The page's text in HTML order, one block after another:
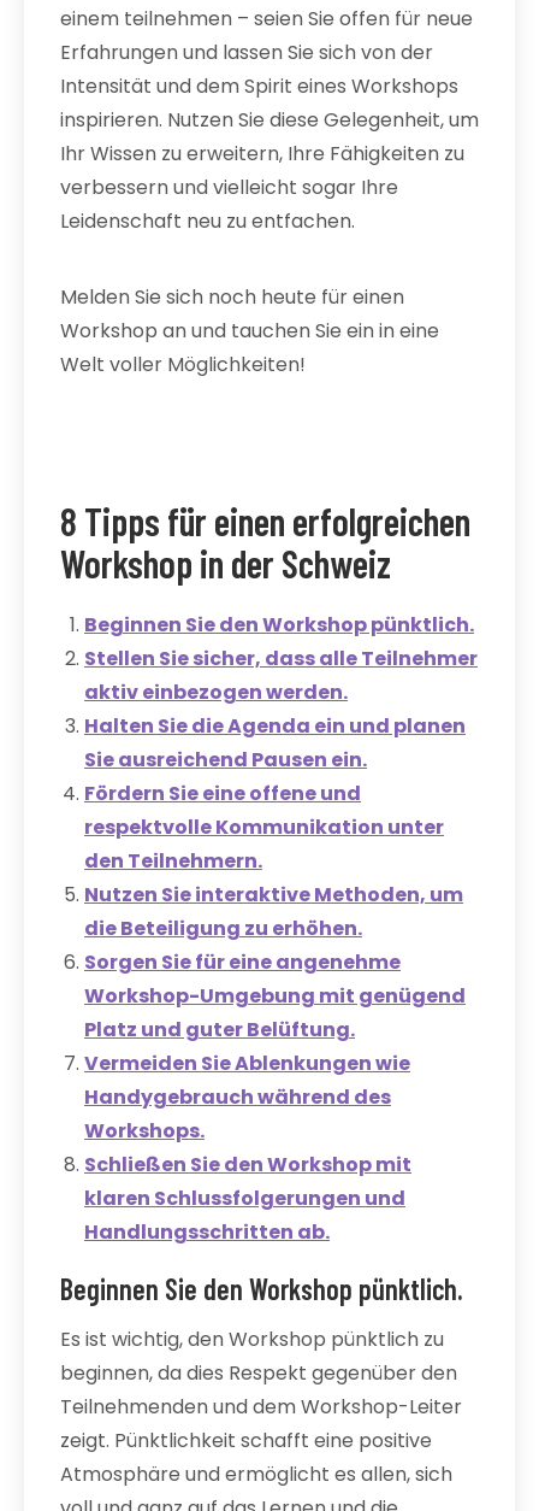
einem teilnehmen – seien Sie offen für neue
Erfahrungen und lassen Sie sich von der
Intensität und dem Spirit eines Workshops
inspirieren. Nutzen Sie diese Gelegenheit, um
Ihr Wissen zu erweitern, Ihre Fähigkeiten zu
verbessern und vielleicht sogar Ihre
Leidenschaft neu zu entfachen.
Melden Sie sich noch heute für einen
Workshop an und tauchen Sie ein in eine
Welt voller Möglichkeiten!
8 Tipps für einen erfolgreichen
Workshop in der Schweiz
Beginnen Sie den Workshop pünktlich.
Stellen Sie sicher, dass alle Teilnehmer
aktiv einbezogen werden.
Halten Sie die Agenda ein und planen
Sie ausreichend Pausen ein.
Fördern Sie eine offene und
respektvolle Kommunikation unter
den Teilnehmern.
Nutzen Sie interaktive Methoden, um
die Beteiligung zu erhöhen.
Sorgen Sie für eine angenehme
Workshop-Umgebung mit genügend
Platz und guter Belüftung.
Vermeiden Sie Ablenkungen wie
Handygebrauch während des
Workshops.
Schließen Sie den Workshop mit
klaren Schlussfolgerungen und
Handlungsschritten ab.
Beginnen Sie den Workshop pünktlich.
Es ist wichtig, den Workshop pünktlich zu
beginnen, da dies Respekt gegenüber den
Teilnehmenden und dem Workshop-Leiter
zeigt. Pünktlichkeit schafft eine positive
Atmosphäre und ermöglicht es allen, sich